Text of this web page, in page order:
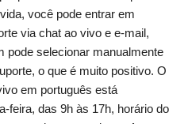
você pode entrar em
via chat ao vivo e e-mail,
pode selecionar manualmente
o que é muito positivo. O
em português está
feira, das 9h às 17h, horário do